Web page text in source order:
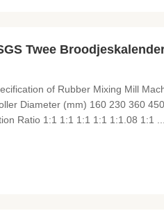
Twee
of Rubber Mixing Mill
Diameter (mm) 160 230 360
Ratio 1:1 1:1 1:1 1:1 1:1.08 1:1 ...